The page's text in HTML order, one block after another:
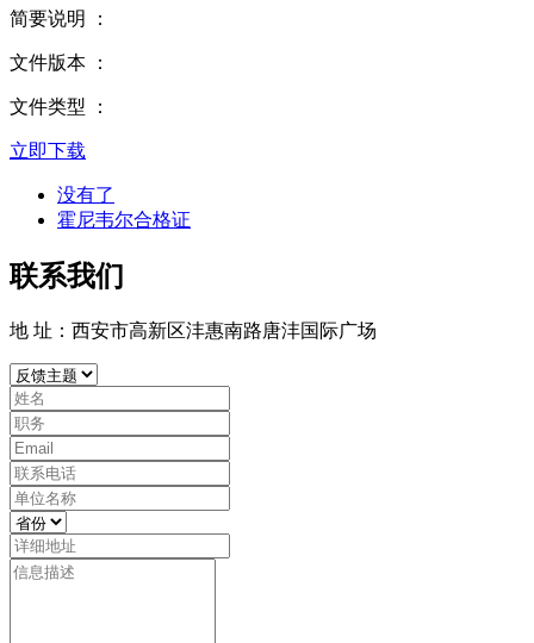
简要说明 ：
文件版本 ：
文件类型 ：
立即下载
没有了
霍尼韦尔合格证
联系我们
地 址：西安市高新区沣惠南路唐沣国际广场